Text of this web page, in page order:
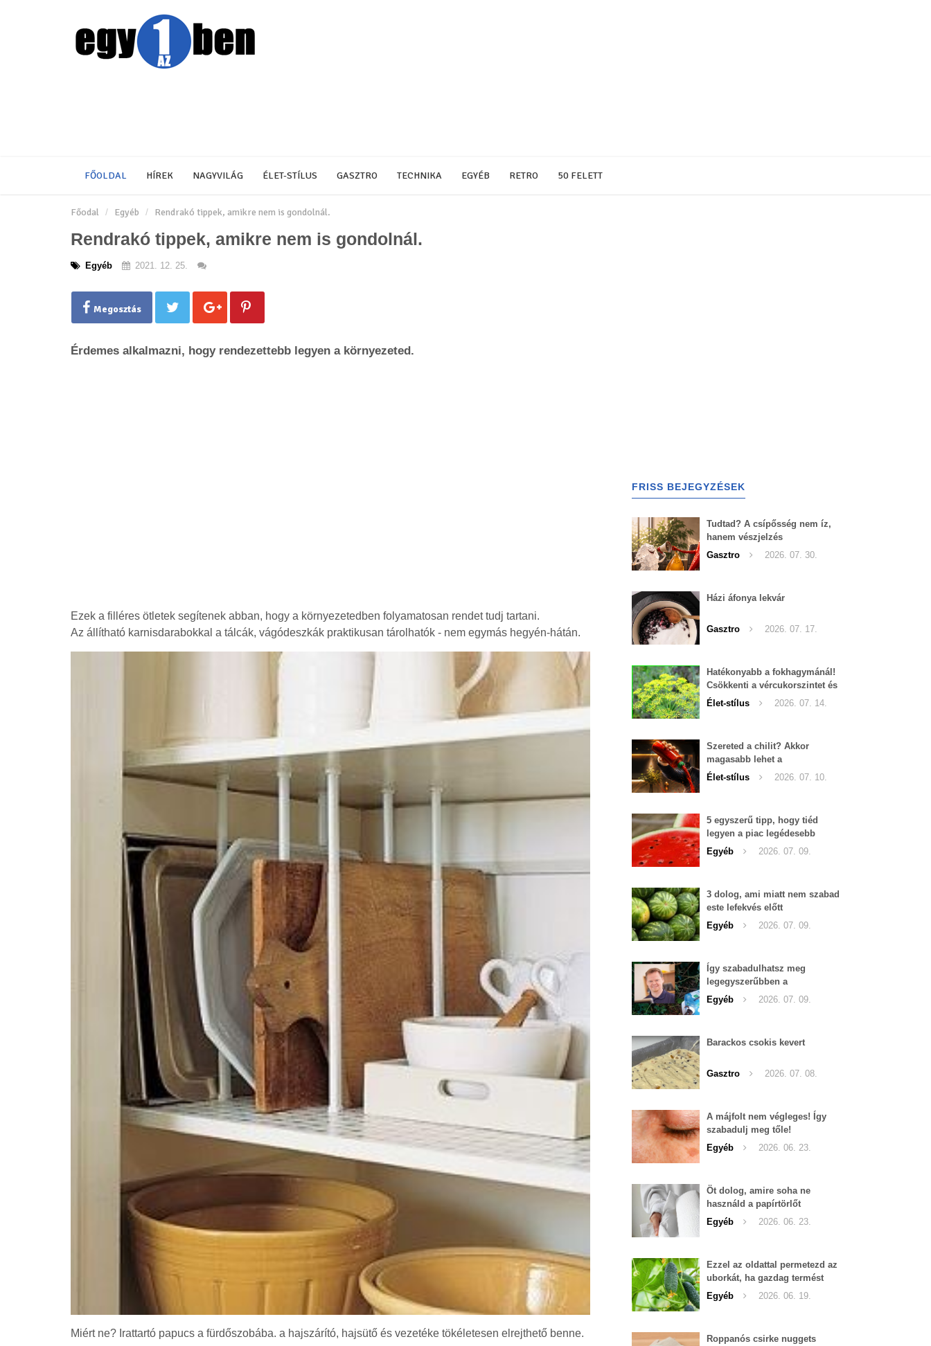
FŐOLDAL HÍREK NAGYVILÁG ÉLET-STÍLUS GASZTRO TECHNIKA EGYÉB RETRO 50 FELETT
Főodal Egyéb Rendrakó tippek, amikre nem is gondolnál.
Rendrakó tippek, amikre nem is gondolnál.
Egyéb 2021. 12. 25.
Megosztás
Érdemes alkalmazni, hogy rendezettebb legyen a környezeted.
Ezek a filléres ötletek segítenek abban, hogy a környezetedben folyamatosan rendet tudj tartani.
Az állítható karnisdarabokkal a tálcák, vágódeszkák praktikusan tárolhatók - nem egymás hegyén-hátán.
Miért ne? Irattartó papucs a fürdőszobába. a hajszárító, hajsütő és vezetéke tökéletesen elrejthető benne.
FRISS BEJEGYZÉSEK
Tudtad? A csípősség nem íz,
hanem vészjelzés
Gasztro
2026. 07. 30.
Házi áfonya lekvár
Gasztro 2026. 07. 17.
Hatékonyabb a fokhagymánál!
Csökkenti a vércukorszintet és
a magas vérnyomást is!
Élet-stílus 2026. 07. 14.
Szereted a chilit? Akkor
magasabb lehet a
tesztoszteron-szinted
Élet-stílus 2026. 07. 10.
5 egyszerű tipp, hogy tiéd
legyen a piac legédesebb
görögdinnyéje
Egyéb 2026. 07. 09.
3 dolog, ami miatt nem szabad
este lefekvés előtt
görögdinnyét enni
Egyéb 2026. 07. 09.
Így szabadulhatsz meg
legegyszerűbben a
pucércsigáktól
Egyéb 2026. 07. 09.
Barackos csokis kevert
Gasztro 2026. 07. 08.
A májfolt nem végleges! Így
szabadulj meg tőle!
Egyéb
2026. 06. 23.
Öt dolog, amire soha ne
használd a papírtörlőt
Egyéb
2026. 06. 23.
Ezzel az oldattal permetezd az
uborkát, ha gazdag termést
szeretnél begyűjteni
Egyéb 2026. 06. 19.
Roppanós csirke nuggets